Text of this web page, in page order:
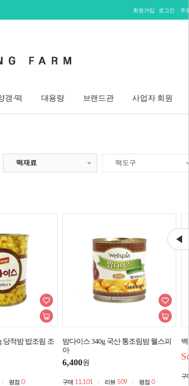
회원가입 로그인 주
갱·떡 대용량 브랜드관 사업자 회원
떡재료 떡도구
당적밤 밥조림 조
평점 0
밤다이스 340g 국산 통조림밤 웰스피
아
6,400원
구매 11,101 리뷰 509 평점 0
구